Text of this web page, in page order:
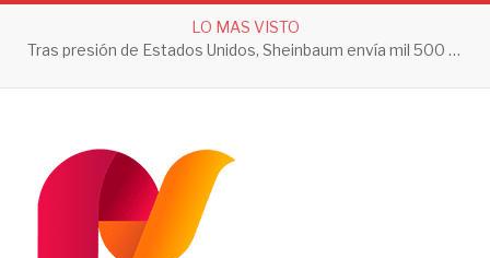
LO MAS VISTO
Tras presión de Estados Unidos, Sheinbaum envía mil 500 soldados a Michoacán